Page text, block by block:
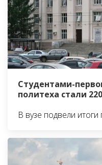
Студентами-
политеха стали
В вузе подвели